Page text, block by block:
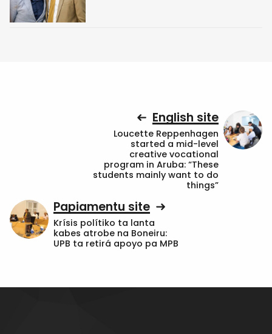
English site
Loucette Reppenhagen
started a mid-level
creative vocational
program in Aruba: “These
students mainly want to do
things”
Papiamentu site
Krísis polítiko ta lanta
kabes atrobe na Boneiru:
UPB ta retirá apoyo pa MPB